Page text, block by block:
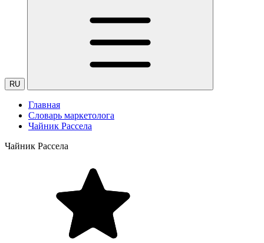
RU
Главная
Словарь маркетолога
Чайник Рассела
Чайник Рассела